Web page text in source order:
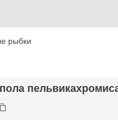
рыбки
пола